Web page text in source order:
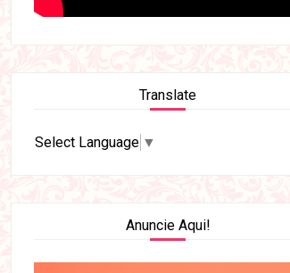
Translate
Select Language ▼
Anuncie Aqui!